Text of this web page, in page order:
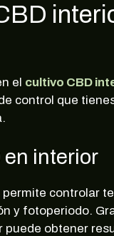
el cultivo CBD
control que
en interior
controlar
y fotoperiodo.
puede obtener